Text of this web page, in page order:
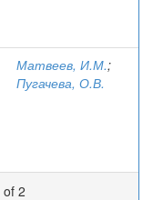
Матвеев, И.М.;
Пугачева, О.В.
2